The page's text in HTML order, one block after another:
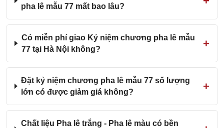
pha lê mẫu 77 mất bao lâu?
Có miễn phí giao Kỷ niệm chương pha lê mẫu
77 tại Hà Nội không?
Đặt kỷ niệm chương pha lê mẫu 77 số lượng
lớn có được giảm giá không?
Chất liệu Pha lê trắng - Pha lê màu có bền